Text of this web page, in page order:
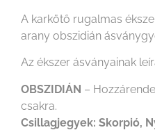
A karkötő rugalmas
arany obszidián
Az ékszer ásványainak
OBSZIDIÁN –
csakra.
Csillagjegyek: Skorpió,